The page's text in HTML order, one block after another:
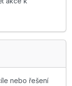
nebo řešení